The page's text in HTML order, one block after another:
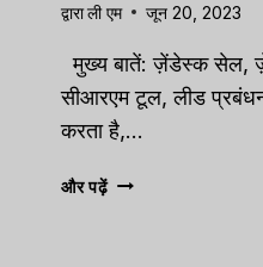
द्वाराली एम जून 20, 2023
मुख्य बातें: ज़ेंडेस्क सेल,
सीआरएम टूल, लीड प्रबंधन
करता है,…
और पढ़ेंज़ेंडेस्क